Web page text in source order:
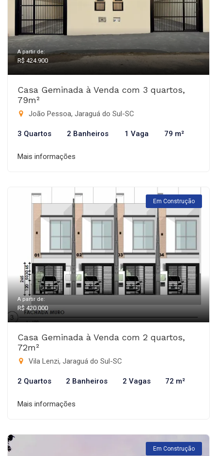
A partir de:
R$ 424.900
Casa Geminada à Venda com 3 quartos,
79m²
João Pessoa, Jaraguá do Sul-SC
3 Quartos 2 Banheiros 1 Vaga 79 m²
Mais informações
Em Construção
A partir de:
R$ 420.000
Casa Geminada à Venda com 2 quartos,
72m²
Vila Lenzi, Jaraguá do Sul-SC
2 Quartos 2 Banheiros 2 Vagas 72 m²
Mais informações
Em Construção